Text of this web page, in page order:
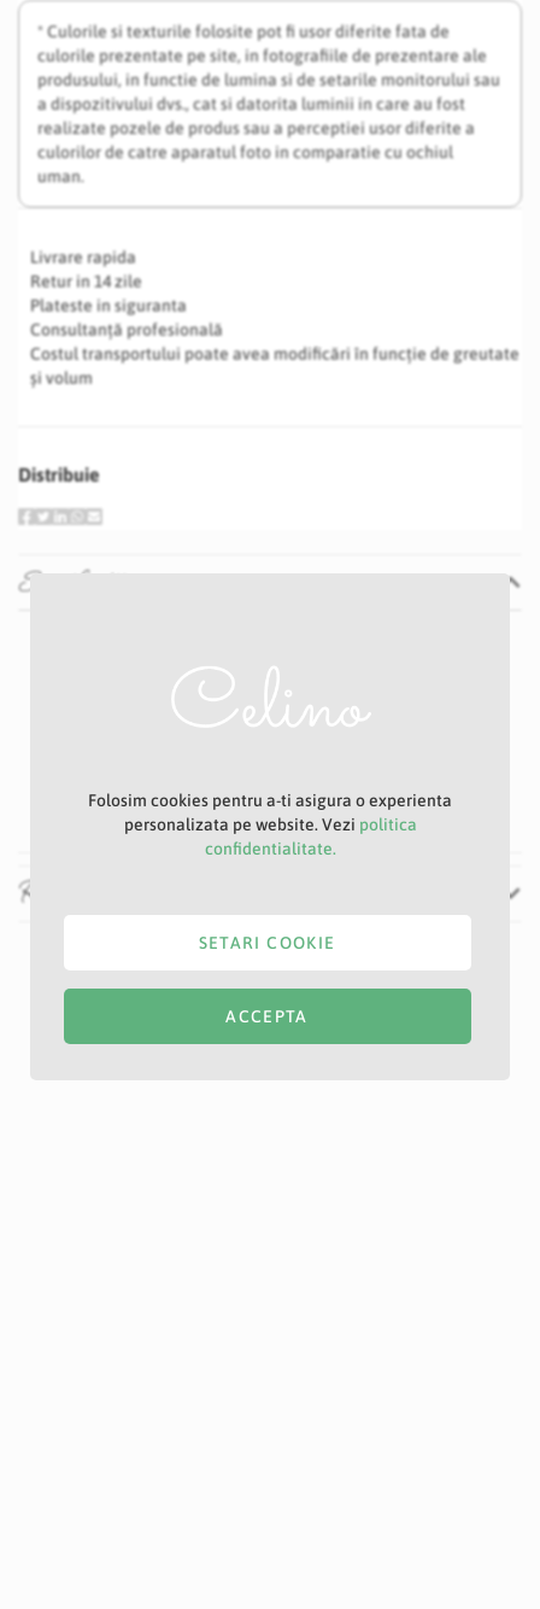
* Culorile si texturile folosite pot fi usor diferite fata de
culorile prezentate pe site, in fotografiile de prezentare ale
produsului, in functie de lumina si de setarile monitorului sau
a dispozitivului dvs., cat si datorita luminii in care au fost
realizate pozele de produs sau a perceptiei usor diferite a
culorilor de catre aparatul foto in comparatie cu ochiul
uman.
Livrare rapida
Retur in 14 zile
Plateste in siguranta
Consultanță profesională
Costul transportului poate avea modificări în funcție de greutate
și volum
Distribuie
Specificatii
1 -2 zile
42 cm
Recenzii
Folosim cookies pentru a-ti asigura o experienta
personalizata pe website. Vezi politica
confidentialitate.
ACCEPTA
SETARI COOKIE